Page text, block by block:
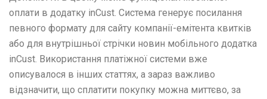
оплати в додатку inCust. Система генерує посилання
певного формату для сайту компанії-емітента квитків
або для внутрішньої стрічки новин мобільного додатка
inCust. Використання платіжної системи вже
описувалося в інших статтях, а зараз важливо
відзначити, що сплатити покупку можна миттєво, за